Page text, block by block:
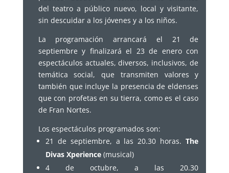
del teatro a público nuevo, local y visitante,
sin descuidar a los jóvenes y a los niños.
La programación arrancará el 21 de
septiembre y finalizará el 23 de enero con
espectáculos actuales, diversos, inclusivos, de
temática social, que transmiten valores y
también que incluye la presencia de eldenses
que con profetas en su tierra, como es el caso
de Fran Nortes.
Los espectáculos programados son:
21 de septiembre, a las 20.30 horas.The
Divas Xperience(musical)
4 de octubre, a las 20.30